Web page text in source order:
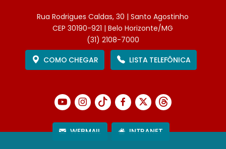
Rua Rodrigues Caldas, 30 | Santo Agostinho
CEP 30190-921 | Belo Horizonte/MG
(31) 2108-7000
COMO CHEGAR
LISTA TELEFÔNICA
WEBMAIL INTRANET